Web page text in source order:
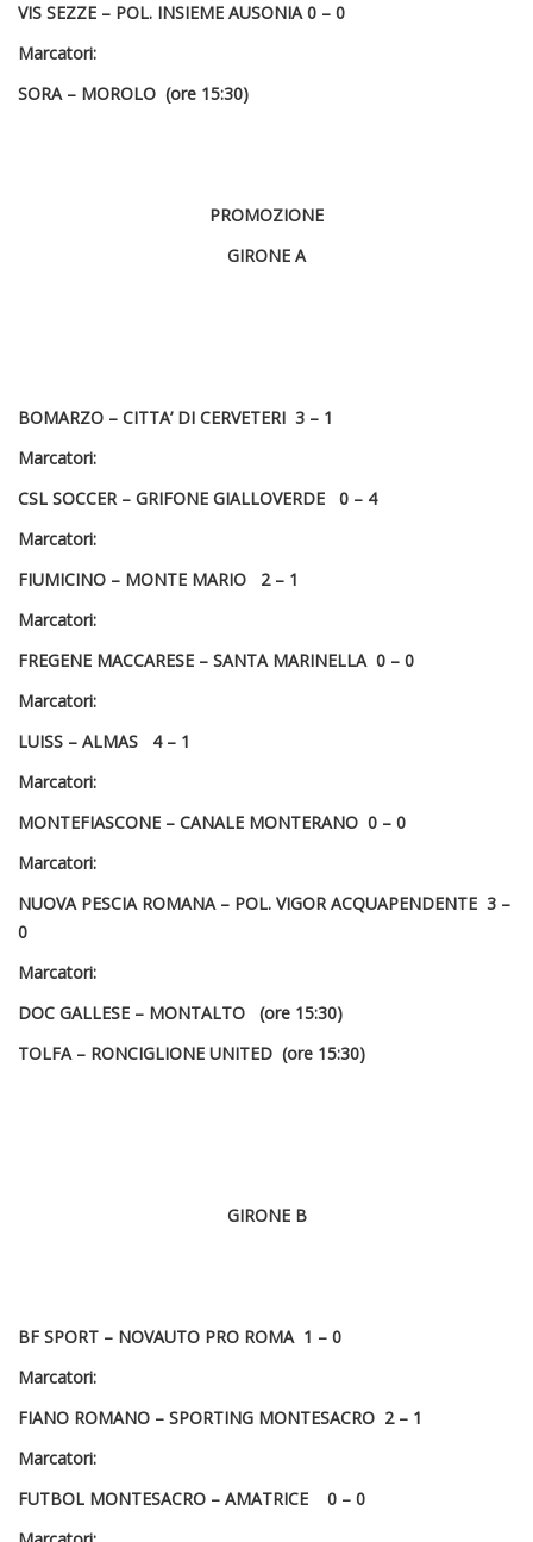
VIS SEZZE – POL. INSIEME AUSONIA 0 – 0
Marcatori:
SORA – MOROLO (ore 15:30)
PROMOZIONE
GIRONE A
BOMARZO – CITTA’ DI CERVETERI 3 – 1
Marcatori:
CSL SOCCER – GRIFONE GIALLOVERDE 0 – 4
Marcatori:
FIUMICINO – MONTE MARIO 2 – 1
Marcatori:
FREGENE MACCARESE – SANTA MARINELLA 0 – 0
Marcatori:
LUISS – ALMAS 4 – 1
Marcatori:
MONTEFIASCONE – CANALE MONTERANO 0 – 0
Marcatori:
NUOVA PESCIA ROMANA – POL. VIGOR ACQUAPENDENTE 3 –
0
Marcatori:
DOC GALLESE – MONTALTO (ore 15:30)
TOLFA – RONCIGLIONE UNITED (ore 15:30)
GIRONE B
BF SPORT – NOVAUTO PRO ROMA 1 – 0
Marcatori:
FIANO ROMANO – SPORTING MONTESACRO 2 – 1
Marcatori:
FUTBOL MONTESACRO – AMATRICE 0 – 0